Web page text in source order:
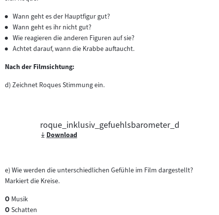
neuen
Tab)
Wann geht es der Hauptfigur gut?
Wann geht es ihr nicht gut?
Wie reagieren die anderen Figuren auf sie?
Achtet darauf, wann die Krabbe auftaucht.
Nach der Filmsichtung:
d) Zeichnet Roques Stimmung ein.
roque_inklusiv_gefuehlsbarometer_d
Download
e) Wie werden die unterschiedlichen Gefühle im Film dargestellt?
Markiert die Kreise.
O Musik
O Schatten